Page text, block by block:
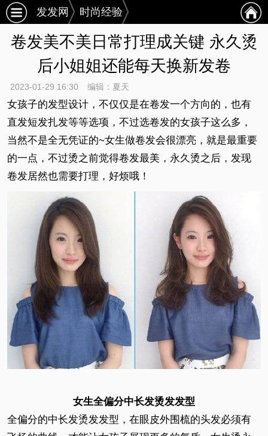
发发网 时尚经验
卷发美不美日常打理成关键 永久烫
后小姐姐还能每天换新发卷
2023-01-29 16:30 编辑：夏天
女孩子的发型设计，不仅仅是在卷发一个方向的，也有
直发短发扎发等等选项，不过选卷发的女孩子这么多，
当然不是全无凭证的~女生做卷发会很漂亮，就是最重要
的一点，不过烫之前觉得卷发最美，永久烫之后，发现
卷发居然也需要打理，好烦哦！
女生全偏分中长发烫发发型
全偏分的中长发烫发发型，在眼皮外围梳的头发必须有